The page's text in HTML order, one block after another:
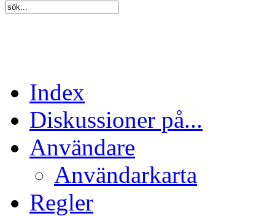
Index
Diskussioner på...
Användare
Användarkarta
Regler